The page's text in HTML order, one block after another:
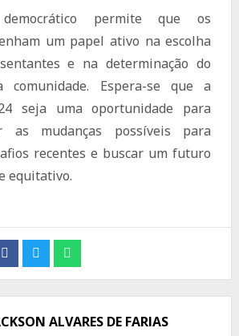
permite que os
um papel ativo na escolha
e na determinação do
Espera-se que a
seja uma oportunidade para
as mudanças possíveis para
recentes e buscar um futuro
equitativo.
Share
Facebook
Share
TwitterWhatsapp
ALVARES DE FARIAS